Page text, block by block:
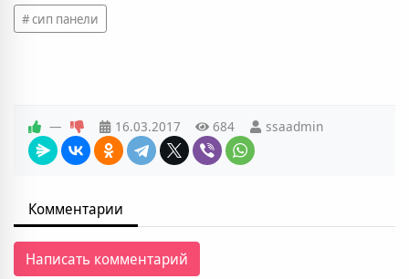
сип панели
— 16.03.2017 684 ssaadmin
Комментарии
Написать комментарий